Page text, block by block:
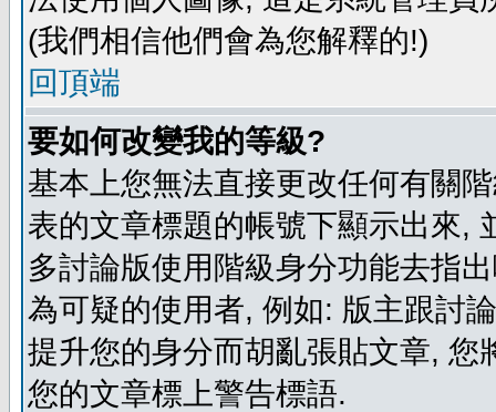
(我們相信他們會為您解釋的!)
回頂端
要如何改變我的等級?
基本上您無法直接更改任何有關
表的文章標題的帳號下顯示出來,
多討論版使用階級身分功能去指
為可疑的使用者, 例如: 版主跟討
提升您的身分而胡亂張貼文章,
您的文章標上警告標語.